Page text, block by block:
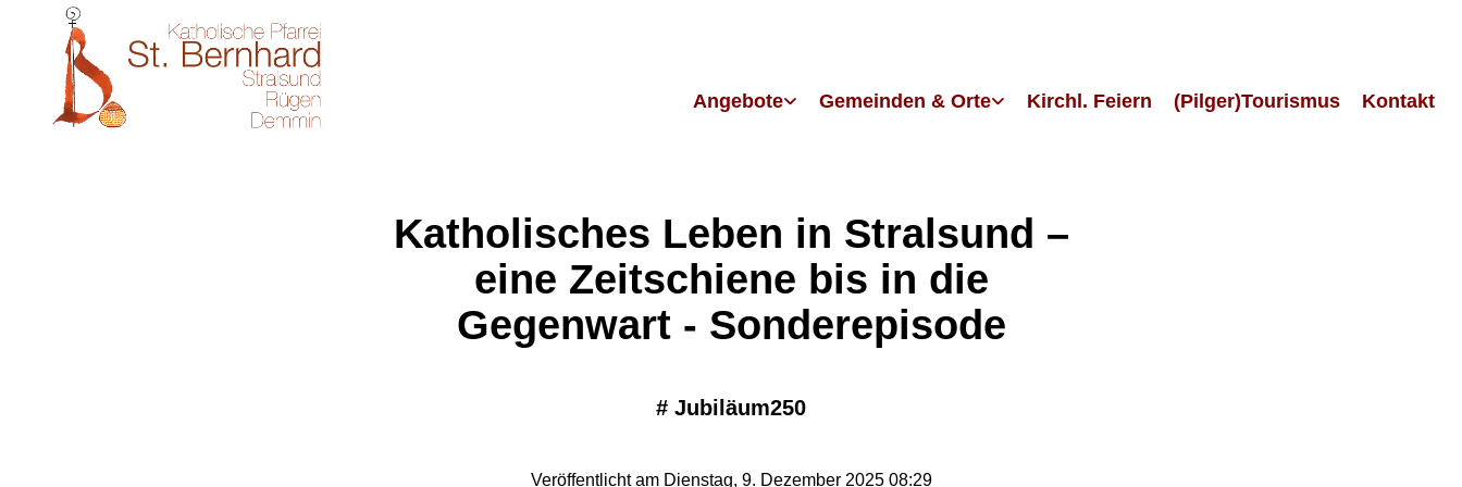
Angebote Gemeinden & Orte Kirchl. Feiern (Pilger)Tourismus Kontakt
Katholisches Leben in Stralsund –
eine Zeitschiene bis in die
Gegenwart - Sonderepisode
# Jubiläum250
Veröffentlicht am Dienstag, 9. Dezember 2025 08:29